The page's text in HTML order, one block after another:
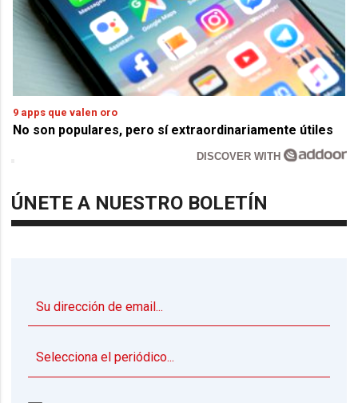
9 apps que valen oro
No son populares, pero sí extraordinariamente útiles
DISCOVER WITH
ÚNETE A NUESTRO BOLETÍN